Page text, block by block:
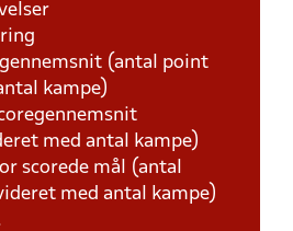
(antal point
kampe)
med antal kampe)
scorede mål (antal
med antal kampe)